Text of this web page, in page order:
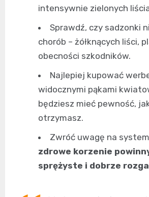
intensywnie zielonych
Sprawdź, czy sadzonki
chorób – żółknących liści,
obecności szkodników.
Najlepiej kupować
widocznymi pąkami
będziesz mieć pewność,
otrzymasz.
Zwróć uwagę na
zdrowe korzenie
sprężyste i dobrze